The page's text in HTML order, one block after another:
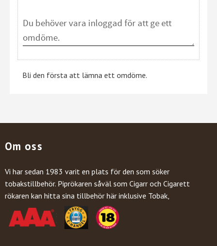
Bli den första att lämna ett omdöme.
Om oss
Vi har sedan 1983 varit en plats för den som söker
tobakstillbehör. Piprökaren såväl som Cigarr och Cigarett
rökaren kan hitta sina tillbehör här inklusive Tobak,